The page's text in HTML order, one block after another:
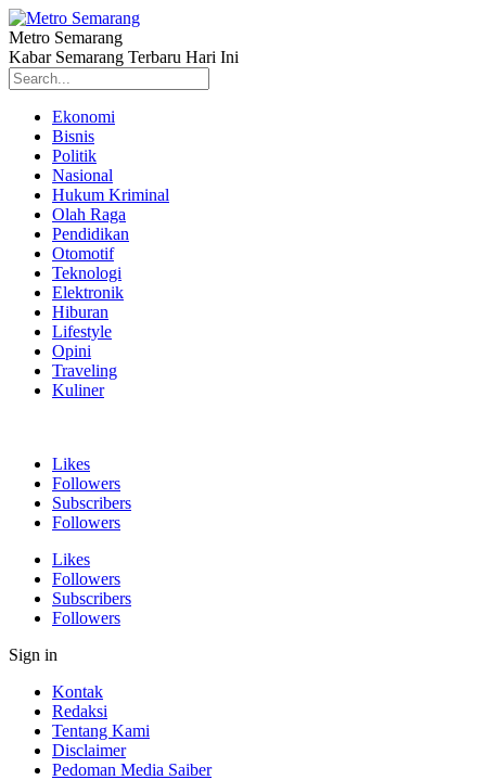
Metro Semarang
Kabar Semarang Terbaru Hari Ini
Ekonomi
Bisnis
Politik
Nasional
Hukum Kriminal
Olah Raga
Pendidikan
Otomotif
Teknologi
Elektronik
Hiburan
Lifestyle
Opini
Traveling
Kuliner
Likes
Followers
Subscribers
Followers
Likes
Followers
Subscribers
Followers
Sign in
Kontak
Redaksi
Tentang Kami
Disclaimer
Pedoman Media Saiber